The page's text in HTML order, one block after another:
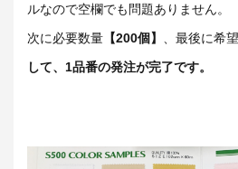
ルなので空欄でも問題ありません。
次に必要数量 【200個】 、最後に希
して、1品番の発注が完了です。